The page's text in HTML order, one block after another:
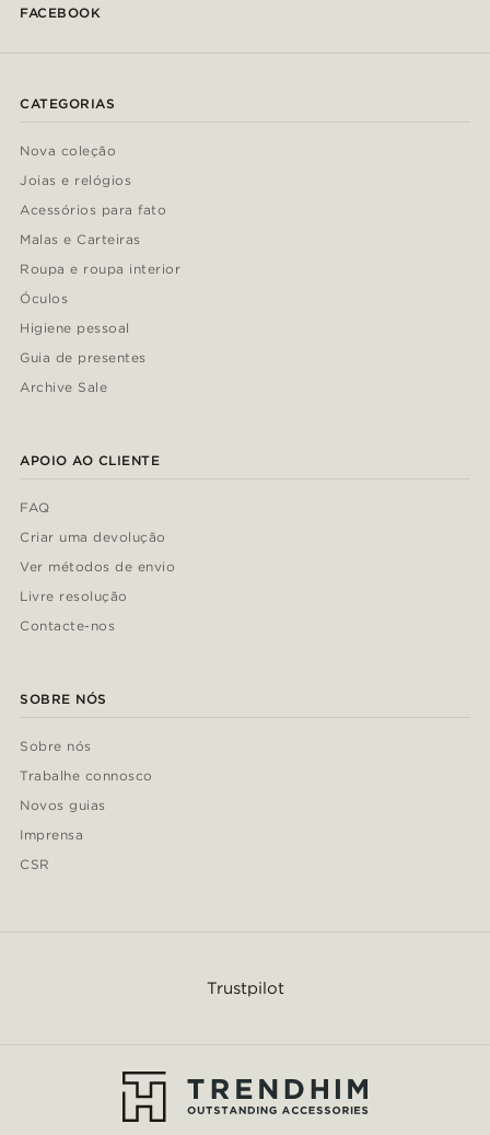
FACEBOOK
CATEGORIAS
Nova coleção
Joias e relógios
Acessórios para fato
Malas e Carteiras
Roupa e roupa interior
Óculos
Higiene pessoal
Guia de presentes
Archive Sale
APOIO AO CLIENTE
FAQ
Criar uma devolução
Ver métodos de envio
Livre resolução
Contacte-nos
SOBRE NÓS
Sobre nós
Trabalhe connosco
Novos guias
Imprensa
CSR
Trustpilot